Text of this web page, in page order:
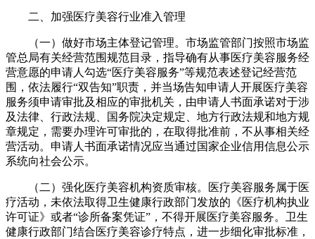
二、加强医疗美容行业准入管理
（一）做好市场主体登记管理。市场监管部门按照市场监
管总局有关经营范围规范目录，指导确有从事医疗美容服务经
营意愿的申请人勾选“医疗美容服务”等规范表述登记经营范
围，依法履行“双告知”职责，并当场告知申请人开展医疗美容
服务须申请审批及相应的审批机关，由申请人书面承诺对于涉
及法律、行政法规、国务院决定规定、地方行政法规和地方规
章规定，需要办理许可审批的，在取得批准前，不从事相关经
营活动。申请人书面承诺情况应当通过国家企业信用信息公示
系统向社会公示。
（二）强化医疗美容机构资质审核。医疗美容服务属于医
疗活动，未依法取得卫生健康行政部门发放的《医疗机构执业
许可证》或者“诊所备案凭证”，不得开展医疗美容服务。卫生
健康行政部门结合医疗美容诊疗特点，进一步细化审批标准，